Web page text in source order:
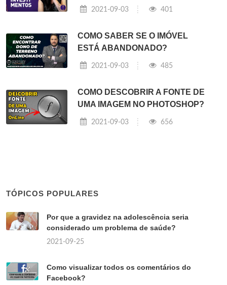
2021-09-03 401
COMO SABER SE O IMÓVEL
ESTÁ ABANDONADO?
2021-09-03 485
COMO DESCOBRIR A FONTE DE
UMA IMAGEM NO PHOTOSHOP?
2021-09-03 656
TÓPICOS POPULARES
Por que a gravidez na adolescência seria
considerado um problema de saúde?
2021-09-25
Como visualizar todos os comentários do
Facebook?